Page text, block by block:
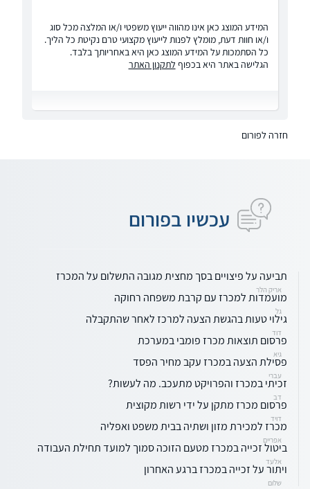
המידע המוצג כאן אינו מהווה ייעוץ משפטי ו/או המלצה מכל סוג
ו/או חוות דעת, מומלץ לפנות לייעוץ מקצועי טרם נקיטת כל הליך.
כל הסתמכות על המידע המוצג כאן היא באחריותך בלבד.
הגלישה באתר היא בכפוף לתקנון האתר
חזרה לפורום
עכשיו בפורום
תביעה על פיצויים בסך מחצית מגובה התשלום על המכרז
אריק הלר
מועמדות למכרז עם קרבת משפחה רחוקה
גל
גילוי טעות בהגשת הצעה למרכז לאחר שהתקבלה
דוד
פרסום תוצאות מכרז פומבי במערכת
גיא
פסילת הצעה במכרז עקב מחיר הפסד
עברי
זכיתי במכרז והפרויקט מתעכב. מה לעשות?
דב
פרסום מכרז מתקן על ידי רשות מקוצית
דויד
מכרז למכירת מזון ושתיה בבית משפט ואפליה
אפריים
ביטול זכייה במכרז מטעם הזוכה סמוך למועד תחילת העבודה
אלעד
ויתור על זכייה במכרז ברגע האחרון
שלום